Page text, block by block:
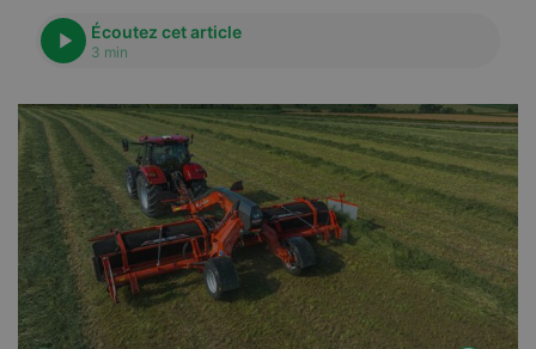
Écoutez cet article
3 min